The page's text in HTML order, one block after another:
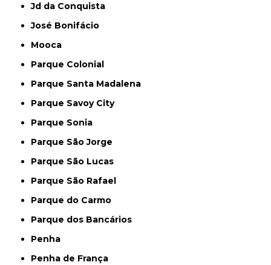
Jd da Conquista
José Bonifácio
Mooca
Parque Colonial
Parque Santa Madalena
Parque Savoy City
Parque Sonia
Parque São Jorge
Parque São Lucas
Parque São Rafael
Parque do Carmo
Parque dos Bancários
Penha
Penha de França